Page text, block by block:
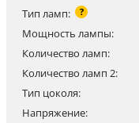
Тип ламп: ?
Мощность лампы:
Количество ламп:
Количество ламп 2:
Тип цоколя:
Напряжение: